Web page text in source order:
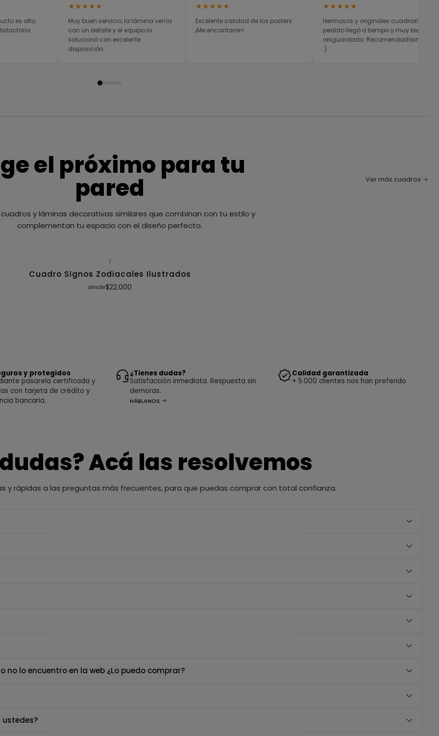
es alto.
★★★★★
Muy buen servicio, la lámina venía
con un detalle y el equipo lo
solucionó con excelente
disposición.
★★★★★
Excelente calidad de los posters.
¡Me encantaron!
★★★★★
Hermosos y originales cuadros! El
pedido llegó a tiempo y muy bien
resguardado. Recomendadísimos
:)
el próximo para tu
pared
y láminas decorativas similares que combinan con tu estilo y
complementan tu espacio con el diseño perfecto.
Ver más cuadros
|
Cuadro Signos Zodiacales Ilustrados
desde$22.000
y protegidos
pasarela certificada y
con tarjeta de crédito y
bancaria.
¿Tienes dudas?
Satisfacción inmediata. Respuesta sin
demoras.
HÁBLANOS
Calidad garantizada
+ 5.000 clientes nos han preferido
Acá las resolvemos
y rápidas a las preguntas más frecuentes, para que puedas comprar con total confianza.
lo encuentro en la web ¿Lo puedo comprar?